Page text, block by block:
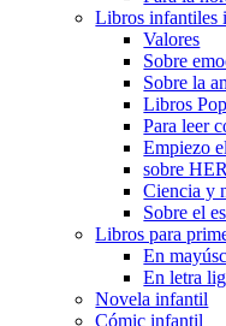
Libros infantiles
Valores
Sobre
Sobre la
Libros
Para leer
Empiezo
sobre
Ciencia y
Sobre el
Libros para
En
En letra
Novela infantil
Cómic infantil